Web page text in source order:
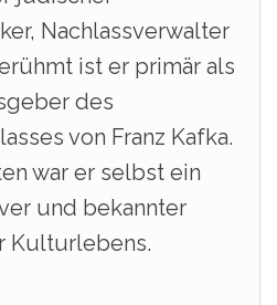
Nachlassverwalter
ist er primär als
des
von Franz Kafka.
war er selbst ein
und bekannter
Kulturlebens.